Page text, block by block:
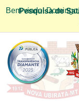
Bem vindo!
Pesquisa de